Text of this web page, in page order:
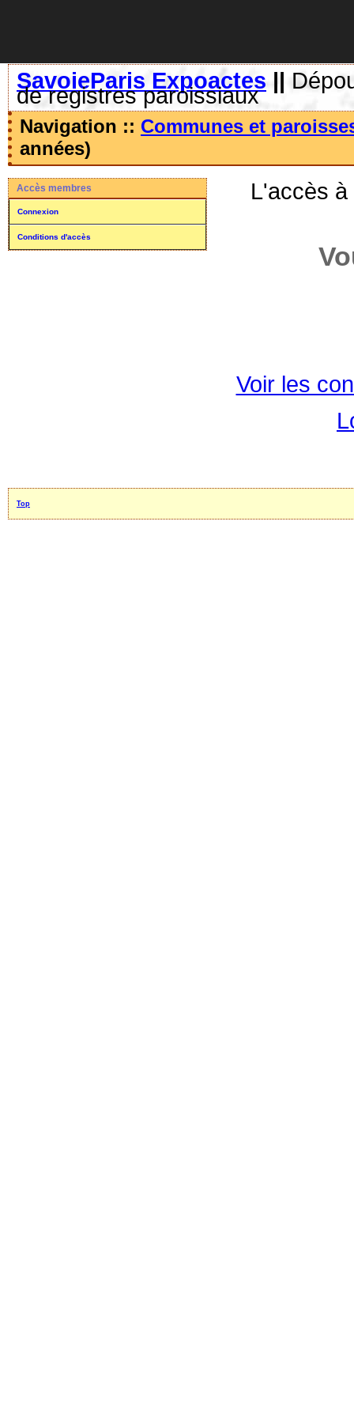
SavoieParis Expoactes ||
de registres paroissiaux
Navigation :: Communes et
années)
Accès membres
Connexion
Conditions d'accès
L'accès
Voir les
Top